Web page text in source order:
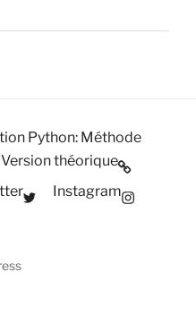
Python: Méthode
théorique
Instagram